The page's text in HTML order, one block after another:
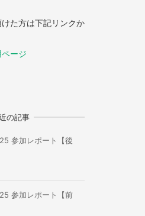
た方は下記リンクか
ージ
の記事
参加レポート【後
参加レポート【前